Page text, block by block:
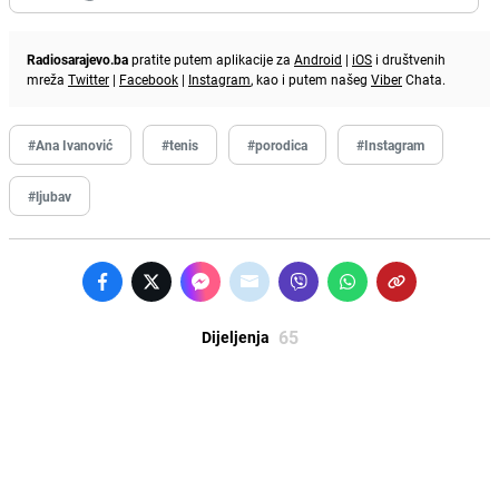
Radiosarajevo.bapratite putem aplikacije za Android | iOS i društvenih
mreža Twitter | Facebook | Instagram, kao i putem našeg ViberChata.
#Ana Ivanović #tenis #porodica #Instagram
#ljubav
Dijeljenja 65